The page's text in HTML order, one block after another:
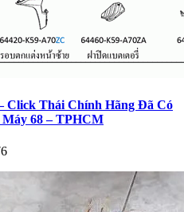
Click Thái Chính Hãng Đã Có
68 – TPHCM